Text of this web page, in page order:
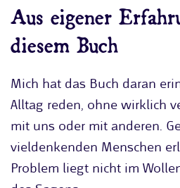
Aus eigener
diesem Buch
Mich hat das Buch daran
Alltag reden, ohne wirklich
mit uns oder mit anderen.
vieldenkenden Menschen
Problem liegt nicht im